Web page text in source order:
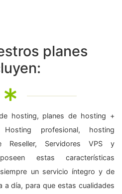
planes
hosting, planes de hosting +
profesional, hosting
Reseller, Servidores VPS y
estas características
un servicio íntegro y de
día, para que estas cualidades